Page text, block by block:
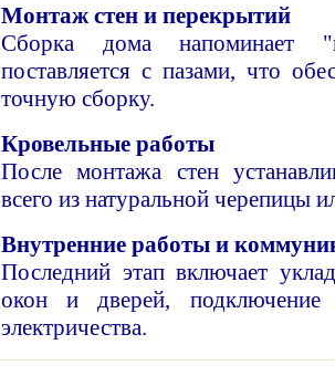
Монтаж стен и перекрытий
Сборка дома напоминает
поставляется с пазами, что
точную сборку.
Кровельные работы
После монтажа стен
всего из натуральной черепицы
Внутренние работы и
Последний этап включает
окон и дверей,
электричества.